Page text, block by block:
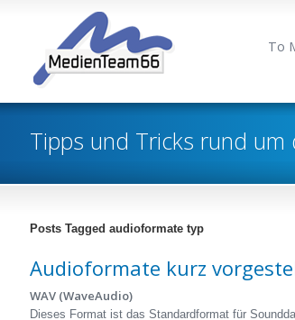
To
Tipps und Tricks rund um
Posts Tagged audioformate typ
Audioformate kurz
WAV (WaveAudio)
Dieses Format ist das Standardformat für